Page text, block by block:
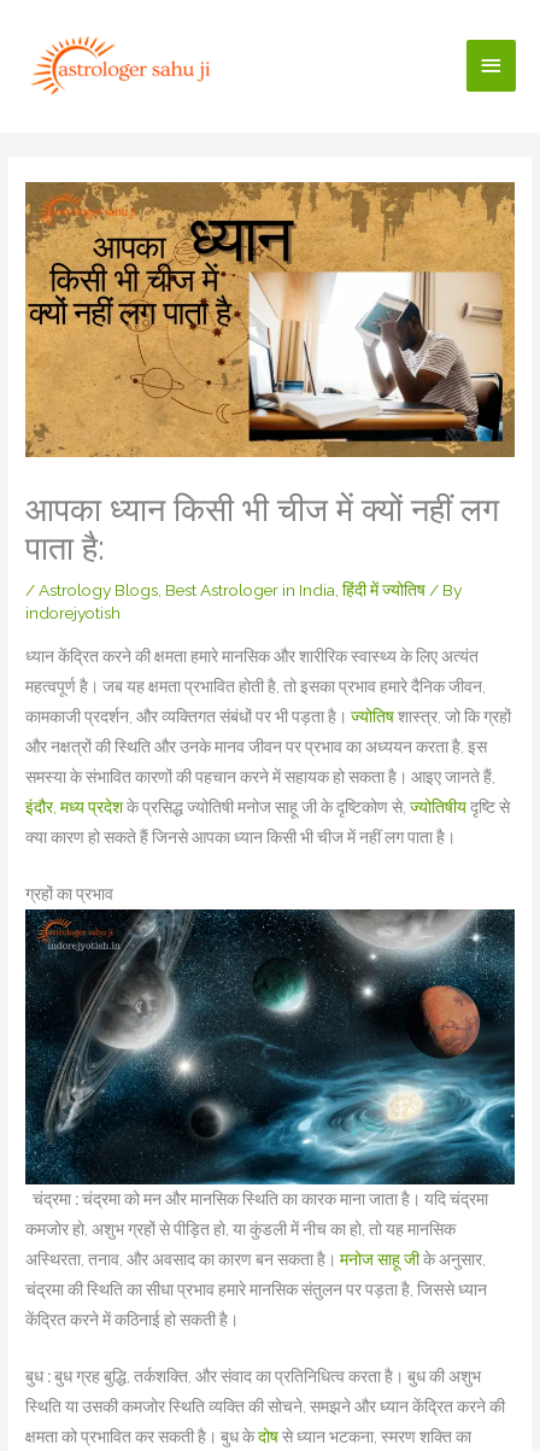
content
Main
आपका ध्यान किसी भी चीज में क्यों नहीं लग
पाता है:
/Astrology Blogs, Best Astrologer in India,हिंदी में ज्योतिष/ By
indorejyotish
ध्यान केंद्रित करने की क्षमता हमारे मानसिक और शारीरिक स्वास्थ्य के लिए अत्यंत
महत्वपूर्ण है। जब यह क्षमता प्रभावित होती है, तो इसका प्रभाव हमारे दैनिक जीवन,
कामकाजी प्रदर्शन, और व्यक्तिगत संबंधों पर भी पड़ता है। ज्योतिषशास्त्र, जो कि ग्रहों
और नक्षत्रों की स्थिति और उनके मानव जीवन पर प्रभाव का अध्ययन करता है, इस
समस्या के संभावित कारणों की पहचान करने में सहायक हो सकता है। आइए जानते हैं,
इंदौर, मध्य प्रदेशके प्रसिद्ध ज्योतिषी मनोज साहू जी के दृष्टिकोण से,ज्योतिषीयदृष्टि से
क्या कारण हो सकते हैं जिनसे आपका ध्यान किसी भी चीज में नहीं लग पाता है।
ग्रहों का प्रभाव
चंद्रमा :चंद्रमा को मन और मानसिक स्थिति का कारक माना जाता है। यदि चंद्रमा
कमजोर हो, अशुभ ग्रहों से पीड़ित हो, या कुंडली में नीच का हो, तो यह मानसिक
अस्थिरता, तनाव, और अवसाद का कारण बन सकता है।मनोज साहू जीके अनुसार,
चंद्रमा की स्थिति का सीधा प्रभाव हमारे मानसिक संतुलन पर पड़ता है, जिससे ध्यान
केंद्रित करने में कठिनाई हो सकती है।
बुध:बुध ग्रह बुद्धि, तर्कशक्ति, और संवाद का प्रतिनिधित्व करता है। बुध की अशुभ
स्थिति या उसकी कमजोर स्थिति व्यक्ति की सोचने, समझने और ध्यान केंद्रित करने की
क्षमता को प्रभावित कर सकती है। बुध केदोषसे ध्यान भटकना, स्मरण शक्ति का